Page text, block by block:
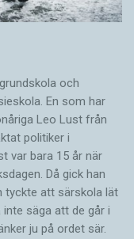
och
En som har
Leo Lust från
politiker i
var bara 15 år när
Då gick han
tyckte att särskola lät
säga att de går i
ju på ordet sär.